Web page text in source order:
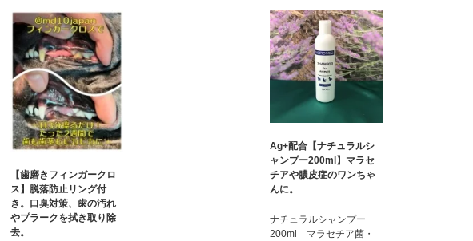
【歯磨きフィンガークロ
ス】脱落防止リング付
き。口臭対策、歯の汚れ
やプラークを拭き取り除
去。
Ag+配合【ナチュラルシ
ャンプー200ml】マラセ
チアや膿皮症のワンちゃ
んに。
ナチュラルシャンプー
200ml マラセチア菌・